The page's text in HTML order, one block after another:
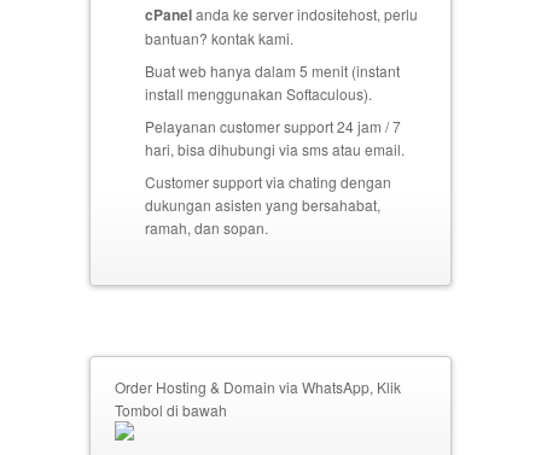
cPanelanda ke server indositehost, perlu
bantuan? kontak kami.
Buat web hanya dalam 5 menit (instant
install menggunakan Softaculous).
Pelayanan customer support 24 jam / 7
hari, bisa dihubungi via sms atau email.
Customer support via chating dengan
dukungan asisten yang bersahabat,
ramah, dan sopan.
Order Hosting & Domain via WhatsApp, Klik
Tombol di bawah